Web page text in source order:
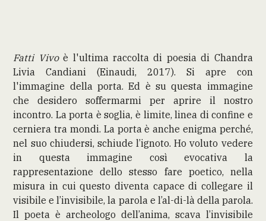
Fatti Vivoè l'ultima raccolta di poesia di Chandra
Livia Candiani (Einaudi, 2017). Si apre con
l'immagine della porta. Ed è su questa immagine
che desidero soffermarmi per aprire il nostro
incontro. La porta è soglia, è limite, linea di confine e
cerniera tra mondi. La porta è anche enigma perché,
nel suo chiudersi, schiude l’ignoto. Ho voluto vedere
in questa immagine così evocativa la
rappresentazione dello stesso fare poetico, nella
misura in cui questo diventa capace di collegare il
visibile e l’invisibile, la parola e l’al-di-là della parola.
Il poeta è archeologo dell’anima, scava l’invisibile